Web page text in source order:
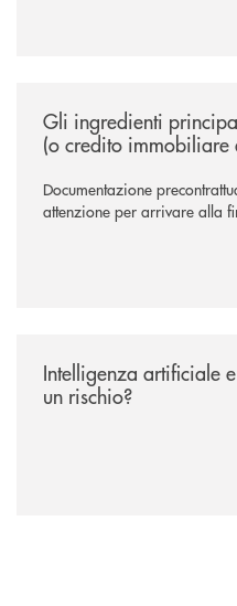
Gli ingredienti
(o credito immobiliare
Documentazione
attenzione per arrivare alla
Intelligenza artificiale
un rischio?